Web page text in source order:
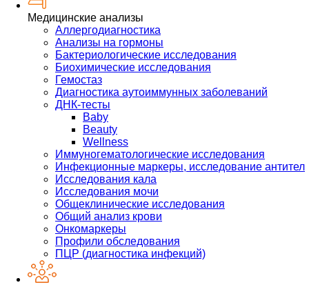
Медицинские анализы
Аллергодиагностика
Анализы на гормоны
Бактериологические исследования
Биохимические исследования
Гемостаз
Диагностика аутоиммунных заболеваний
ДНК-тесты
Baby
Beauty
Wellness
Иммуногематологические исследования
Инфекционные маркеры, исследование антител
Исследования кала
Исследования мочи
Общеклинические исследования
Общий анализ крови
Онкомаркеры
Профили обследования
ПЦР (диагностика инфекций)